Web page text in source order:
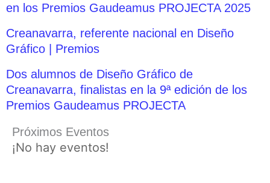
en los Premios Gaudeamus PROJECTA 2025
Creanavarra, referente nacional en Diseño
Gráfico | Premios
Dos alumnos de Diseño Gráfico de
Creanavarra, finalistas en la 9ª edición de los
Premios Gaudeamus PROJECTA
Próximos Eventos
¡No hay eventos!